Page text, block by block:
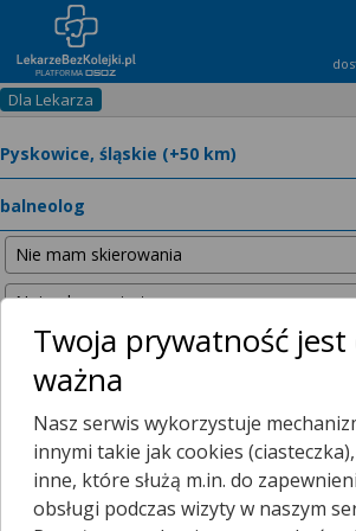
Dla Lekarza
Nie znaleźliśmy żadnych lekarzy w
zwiększyliśmy promień wyszukiwania do
Twoja prywatność jest
ważna
Nasz serwis wykorzystuje
innymi takie jak cookies
inne, które służą m.in. do
obsługi podczas wizyty w naszym